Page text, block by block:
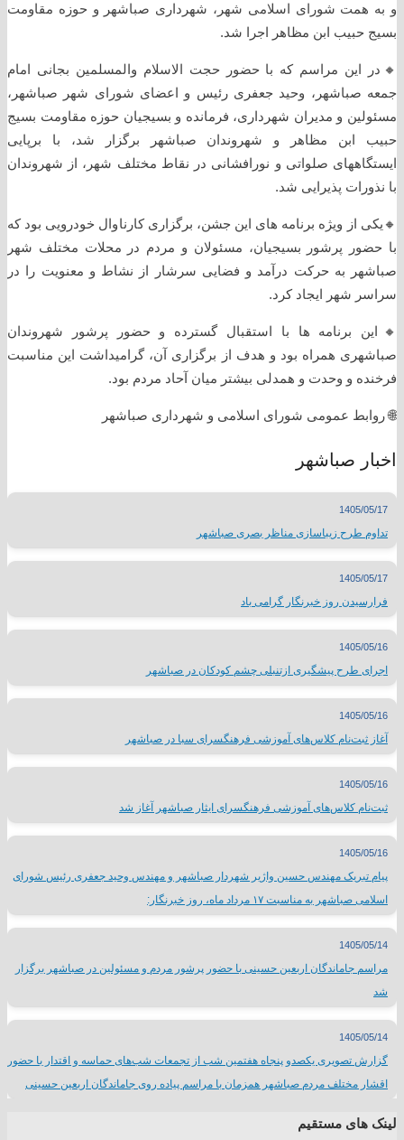
و به همت شورای اسلامی شهر، شهرداری صباشهر و حوزه مقاومت
بسیج حبیب ابن مظاهر اجرا شد.
🔸️در این مراسم که با حضور حجت الاسلام والمسلمین بجانی امام
جمعه صباشهر، وحید جعفری رئیس و اعضای شورای شهر صباشهر،
مسئولین و مدیران شهرداری، فرمانده و بسیجیان حوزه مقاومت بسیج
حبیب ابن مظاهر و شهروندان صباشهر برگزار شد، با برپایی
ایستگاههای صلواتی و نورافشانی در نقاط مختلف شهر، از شهروندان
با نذورات پذیرایی شد.
🔸️یکی از ویژه برنامه های این جشن، برگزاری کارناوال خودرویی بود که
با حضور پرشور بسیجیان، مسئولان و مردم در محلات مختلف شهر
صباشهر به حرکت درآمد و فضایی سرشار از نشاط و معنویت را در
سراسر شهر ایجاد کرد.
🔸️این برنامه ها با استقبال گسترده و حضور پرشور شهروندان
صباشهری همراه بود و هدف از برگزاری آن، گرامیداشت این مناسبت
فرخنده و وحدت و همدلی بیشتر میان آحاد مردم بود.
🌐 روابط عمومی شورای اسلامی و شهرداری صباشهر
اخبار صباشهر
1405/05/17
تداوم طرح زیباسازی مناظر بصری صباشهر
1405/05/17
فرارسیدن روز خبرنگار گرامی باد
1405/05/16
اجرای طرح پیشگیری ازتنبلی چشم کودکان در صباشهر
1405/05/16
آغاز ثبت‌نام کلاس‌های آموزشی فرهنگسرای سبا در صباشهر
1405/05/16
ثبت‌نام کلاس‌های آموزشی فرهنگسرای ایثار صباشهر آغاز شد
1405/05/16
پیام تبریک مهندس حسین واژیر شهردار صباشهر و مهندس وحید جعفری رئیس شورای
اسلامی صباشهر به مناسبت ۱۷ مرداد ماه، روز خبرنگار:
1405/05/14
مراسم جاماندگان اربعین حسینی با حضور پرشور مردم و مسئولین در صباشهر برگزار
شد
1405/05/14
گزارش تصویری یکصدو پنجاه هفتمین شب از تجمعات شب‌های حماسه و اقتدار با حضور
اقشار مختلف مردم صباشهر همزمان با مراسم پیاده روی جاماندگان اربعین حسینی
لینک های مستقیم